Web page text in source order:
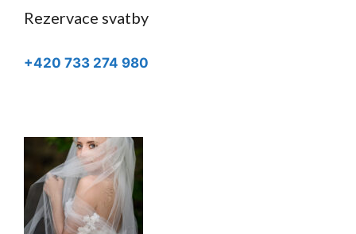
Rezervace svatby
+420 733 274 980